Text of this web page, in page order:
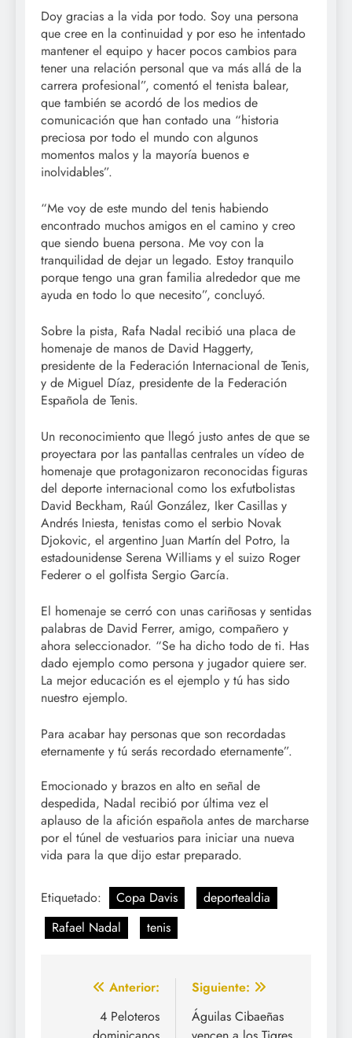
Doy gracias a la vida por todo. Soy una persona
que cree en la continuidad y por eso he intentado
mantener el equipo y hacer pocos cambios para
tener una relación personal que va más allá de la
carrera profesional”, comentó el tenista balear,
que también se acordó de los medios de
comunicación que han contado una “historia
preciosa por todo el mundo con algunos
momentos malos y la mayoría buenos e
inolvidables”.
“Me voy de este mundo del tenis habiendo
encontrado muchos amigos en el camino y creo
que siendo buena persona. Me voy con la
tranquilidad de dejar un legado. Estoy tranquilo
porque tengo una gran familia alrededor que me
ayuda en todo lo que necesito”, concluyó.
Sobre la pista, Rafa Nadal recibió una placa de
homenaje de manos de David Haggerty,
presidente de la Federación Internacional de Tenis,
y de Miguel Díaz, presidente de la Federación
Española de Tenis.
Un reconocimiento que llegó justo antes de que se
proyectara por las pantallas centrales un vídeo de
homenaje que protagonizaron reconocidas figuras
del deporte internacional como los exfutbolistas
David Beckham, Raúl González, Iker Casillas y
Andrés Iniesta, tenistas como el serbio Novak
Djokovic, el argentino Juan Martín del Potro, la
estadounidense Serena Williams y el suizo Roger
Federer o el golfista Sergio García.
El homenaje se cerró con unas cariñosas y sentidas
palabras de David Ferrer, amigo, compañero y
ahora seleccionador. “Se ha dicho todo de ti. Has
dado ejemplo como persona y jugador quiere ser.
La mejor educación es el ejemplo y tú has sido
nuestro ejemplo.
Para acabar hay personas que son recordadas
eternamente y tú serás recordado eternamente”.
Emocionado y brazos en alto en señal de
despedida, Nadal recibió por última vez el
aplauso de la afición española antes de marcharse
por el túnel de vestuarios para iniciar una nueva
vida para la que dijo estar preparado.
Etiquetado: Copa Davis
deportealdia
Rafael Nadal
tenis
Navegación
Anterior:
4 Peloteros
Siguiente:
Águilas Cibaeñas